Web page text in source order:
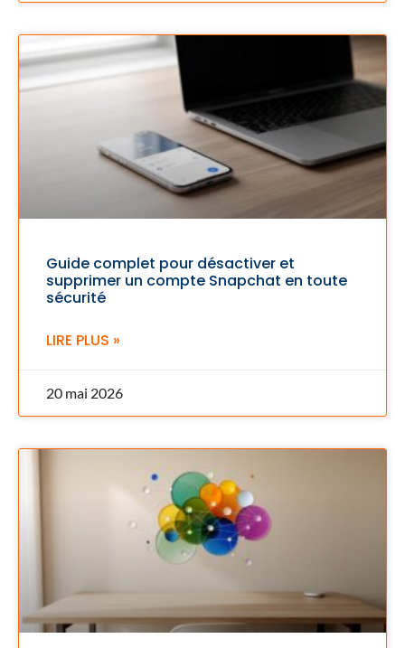
Guide complet pour désactiver et
supprimer un compte Snapchat en toute
sécurité
LIRE PLUS »
20 mai 2026